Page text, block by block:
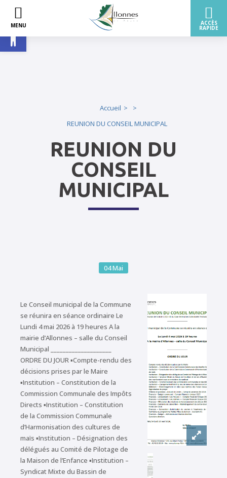
Ouvrir la barre d’outils
Accueil
REUNION DU CONSEIL MUNICIPAL
REUNION DU
CONSEIL
MUNICIPAL
04Mai
Le Conseil municipal de la Commune
se réunira en séance ordinaire Le
Lundi 4 mai 2026 à 19 heures A la
mairie d’Allonnes – salle du Conseil
Municipal ____________________
ORDRE DU JOUR ▪Compte-rendu des
décisions prises par le Maire
▪Institution – Constitution de la
Commission Communale des Impôts
Directs ▪Institution – Constitution
de la Commission Communale
d’Harmonisation des cultures de
maïs ▪Institution – Désignation des
délégués au Comité de Pilotage de
la Maison de l’Enfance ▪Institution –
Syndicat Mixte du Bassin de